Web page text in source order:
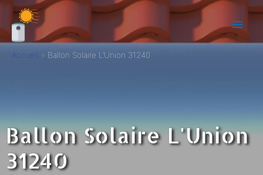
Accueil Ballon Solaire L’Union 31240
Ballon Solaire L'Union
31240